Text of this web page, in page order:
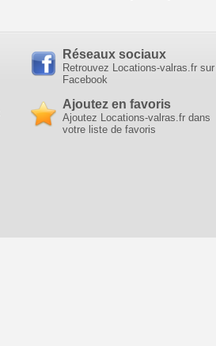
Réseaux sociaux
Retrouvez Locations-valras.fr sur
Facebook
Ajoutez en favoris
Ajoutez Locations-valras.fr dans
votre liste de favoris